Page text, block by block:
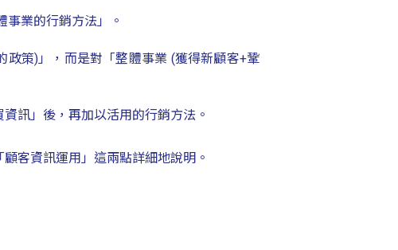
業的行銷方法」。
政策)」，而是對「整體事業 (獲得新顧客+鞏
訊」後，再加以活用的行銷方法。
客資訊運用」這兩點詳細地說明。